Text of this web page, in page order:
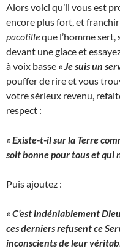
Alors voici qu’il vous est
encore plus fort, et franchir
pacotilleque l’homme
devant une glace et
à voix basse « Je suis un
pouffer de rire et vous
votre sérieux revenu,
respect :
« Existe-t-il sur la Terre
soit bonne pour tous et qui
Puis ajoutez :
« C’est indéniablement
ces derniers refusent ce
inconscients de leur